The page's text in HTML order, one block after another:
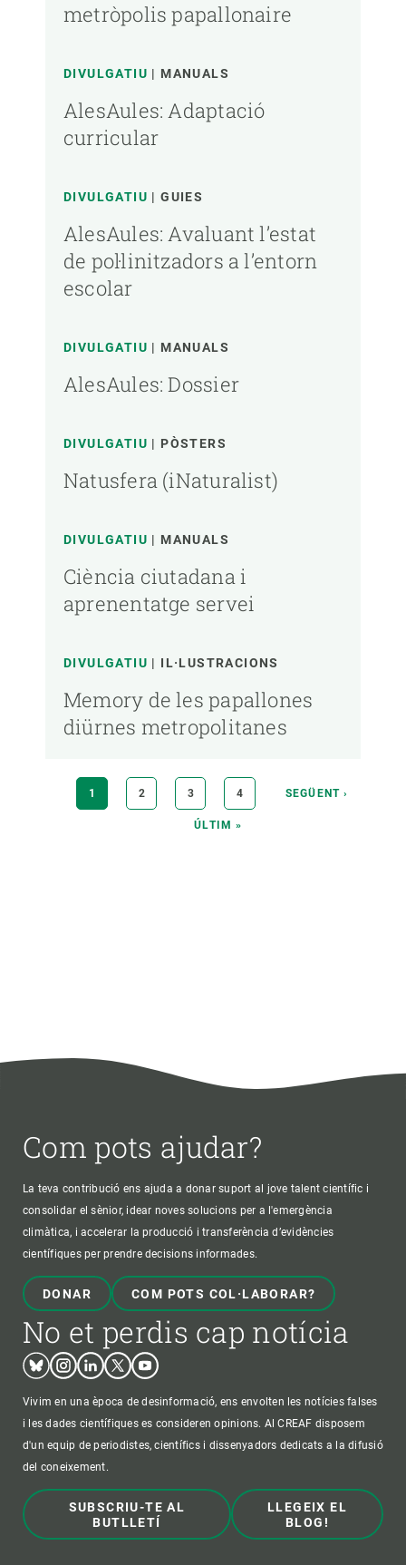
metròpolis papallonaire
DIVULGATIU MANUALS
AlesAules: Adaptació
curricular
DIVULGATIU GUIES
AlesAules: Avaluant l’estat
de pol·linitzadors a l’entorn
escolar
DIVULGATIU MANUALS
AlesAules: Dossier
DIVULGATIU PÒSTERS
Natusfera (iNaturalist)
DIVULGATIU MANUALS
Ciència ciutadana i
aprenentatge servei
DIVULGATIU IL·LUSTRACIONS
Memory de les papallones
diürnes metropolitanes
PÀGINA
ACTUAL
1 PÀGINA
2 PÀGINA
3 PÀGINA
4
PÀGINA
SEGÜENT ›
ÚLTIMA
ÚLTIM »
Com pots ajudar?
La teva contribució ens ajuda a donar suport al jove talent científic i
consolidar el sènior, idear noves solucions per a l'emergència
climàtica, i accelerar la producció i transferència d’evidències
científiques per prendre decisions informades.
DONAR COM POTS COL·LABORAR?
No et perdis cap notícia
BlueskyInstagram
LinkedinTwitterYoutube
Vivim en una època de desinformació, ens envolten les notícies falses
i les dades científiques es consideren opinions. Al CREAF disposem
d'un equip de periodistes, científics i dissenyadors dedicats a la difusió
del coneixement.
SUBSCRIU-TE AL
BUTLLETÍ
LLEGEIX EL
BLOG!